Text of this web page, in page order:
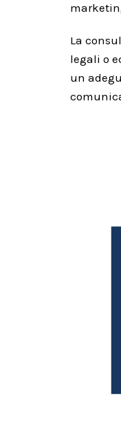
La
legali o
un